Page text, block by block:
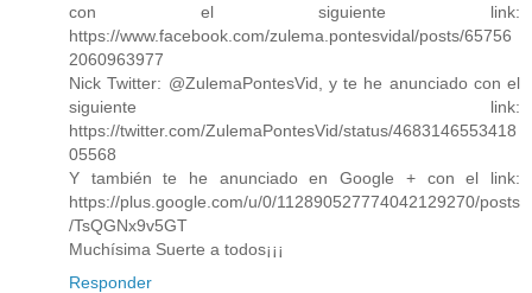
con el siguiente link:
https://www.facebook.com/zulema.pontesvidal/posts/65756
2060963977
Nick Twitter: @ZulemaPontesVid, y te he anunciado con el
siguiente link:
https://twitter.com/ZulemaPontesVid/status/4683146553418
05568
Y también te he anunciado en Google + con el link:
https://plus.google.com/u/0/112890527774042129270/posts
/TsQGNx9v5GT
Muchísima Suerte a todos¡¡¡
Responder